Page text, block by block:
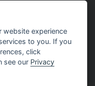
on how
tasks.
website experience
to you. If you
click
see our Privacy